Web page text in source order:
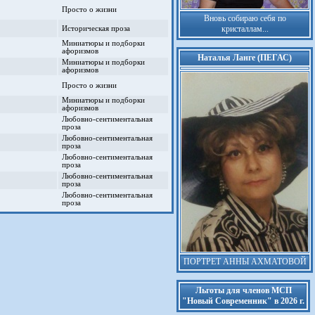
Просто о жизни
Историческая проза
Миниатюры и подборки
афоризмов
Миниатюры и подборки
афоризмов
Просто о жизни
Миниатюры и подборки
афоризмов
Любовно-сентиментальная
проза
Любовно-сентиментальная
проза
Любовно-сентиментальная
проза
Любовно-сентиментальная
проза
Любовно-сентиментальная
проза
Вновь собираю себя по
кристаллам...
Наталья Ланге (ПЕГАС)
ПОРТРЕТ АННЫ АХМАТОВОЙ
Льготы для членов МСП
"Новый Современник" в 2026 г.